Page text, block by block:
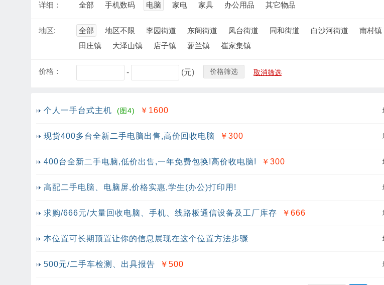
详细： 全部 手机数码 电脑 家电 家具 办公用品 其它物品
地区: 全部 地区不限 李园街道 东阁街道 凤台街道 同和街道 白沙河街道 南村镇
田庄镇
大泽山镇 店子镇 蓼兰镇 崔家集镇
价格： - (元) 价格筛选 取消筛选
个人一手台式主机 (图4) ￥1600
现货400多台全新二手电脑出售,高价回收电脑 ￥300
400台全新二手电脑,低价出售,一年免费包换!高价收电脑! ￥300
高配二手电脑、电脑屏,价格实惠,学生(办公)打印用!
求购/666元/大量回收电脑、手机、线路板通信设备及工厂库存 ￥666
本位置可长期顶置让你的信息展现在这个位置方法步骤
500元/二手车检测、出具报告 ￥500